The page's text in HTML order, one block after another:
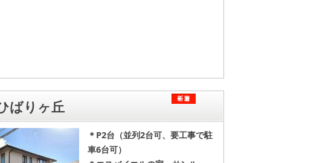
ばりヶ丘
＊P2台（並列2台可、要工事で駐
車6台可）